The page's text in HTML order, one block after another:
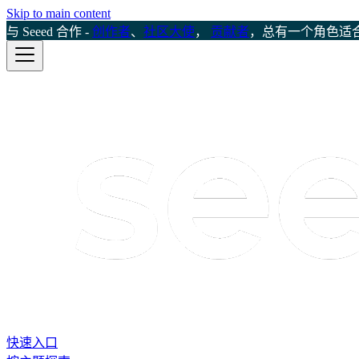
Skip to main content
与 Seeed 合作 - 创作者、 社区大使， 贡献者，总有一个角色适
快速入口